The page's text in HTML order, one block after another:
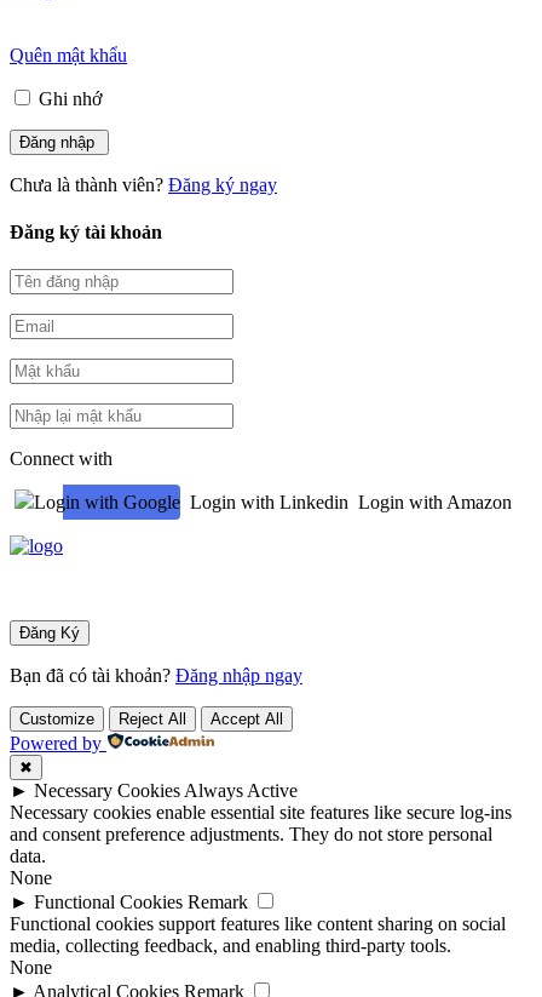
Quên mật khẩu
Ghi nhớ
Chưa là thành viên? Đăng ký ngay
Đăng ký tài khoản
Connect with
Login with Google Login with Linkedin Login with Amazon
Bạn đã có tài khoản? Đăng nhập ngay
Customize Reject All Accept All
Powered by
✖
► Necessary Cookies Always Active
Necessary cookies enable essential site features like secure log-ins
and consent preference adjustments. They do not store personal
data.
None
► Functional Cookies Remark
Functional cookies support features like content sharing on social
media, collecting feedback, and enabling third-party tools.
None
► Analytical Cookies Remark